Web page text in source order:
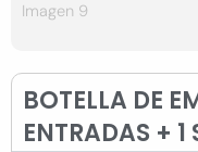
BOTELLA DE
ENTRADAS +